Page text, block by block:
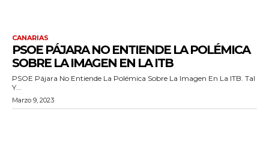
CANARIAS
PSOE PÁJARA NO ENTIENDE LA POLÉMICA
SOBRE LA IMAGEN EN LA ITB
PSOE Pájara No Entiende La Polémica Sobre La Imagen En La ITB. Tal
Y...
Marzo 9, 2023